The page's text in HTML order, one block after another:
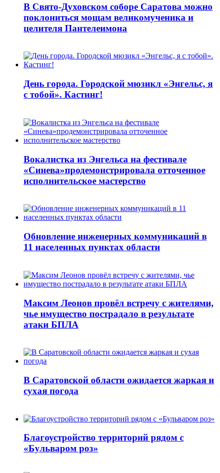
В Свято-Духовском соборе Саратова можно
поклониться мощам великомученика и
целителя Пантелеимона
День города. Городской мюзикл «Энгельс, я
с тобой». Кастинг!
Вокалистка из Энгельса на фестивале
«Синева»продемонстрировала отточенное
исполнительское мастерство
Обновление инженерных коммуникаций в
11 населенных пунктах области
Максим Леонов провёл встречу с жителями,
чье имущество пострадало в результате
атаки БПЛА
В Саратовской области ожидается жаркая и
сухая погода
Благоустройство территорий рядом с
«Бульваром роз»